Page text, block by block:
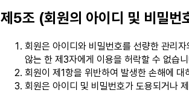
제5조 (회원의 아이디 및 비밀번
회원은 아이디와 비밀번호를 선량한 관리
않는 한 제3자에게 이용을 허락할 수 없습
회원이 제1항을 위반하여 발생한 손해에
회원은 아이디 및 비밀번호가 도용되거나